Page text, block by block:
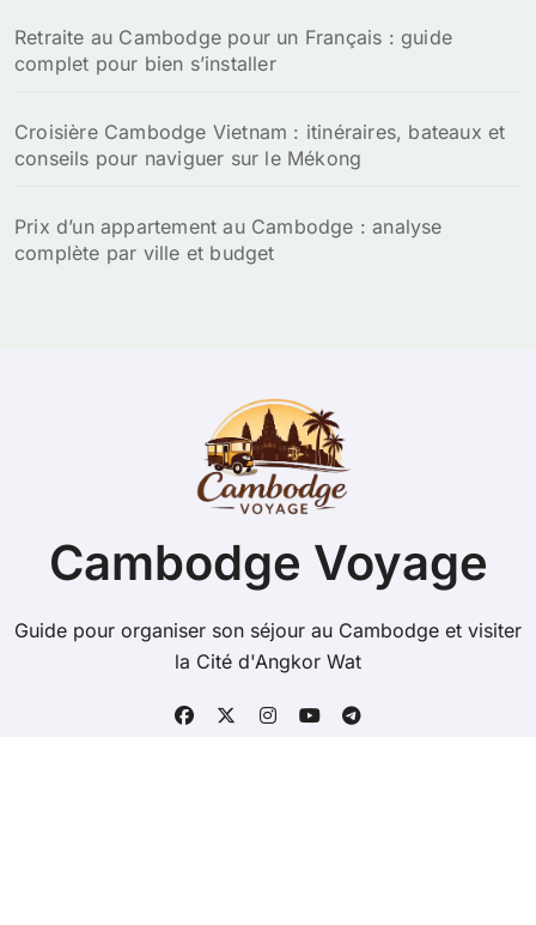
Retraite au Cambodge pour un Français : guide
complet pour bien s’installer
Croisière Cambodge Vietnam : itinéraires, bateaux et
conseils pour naviguer sur le Mékong
Prix d’un appartement au Cambodge : analyse
complète par ville et budget
Cambodge Voyage
Guide pour organiser son séjour au Cambodge et visiter
la Cité d'Angkor Wat